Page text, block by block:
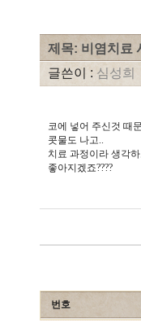
제목: 비염치료
글쓴이 : 심성희
코에 넣어 주신것 때
콧물도 나고..
치료 과정이라 생각
좋아지겠죠????
번호